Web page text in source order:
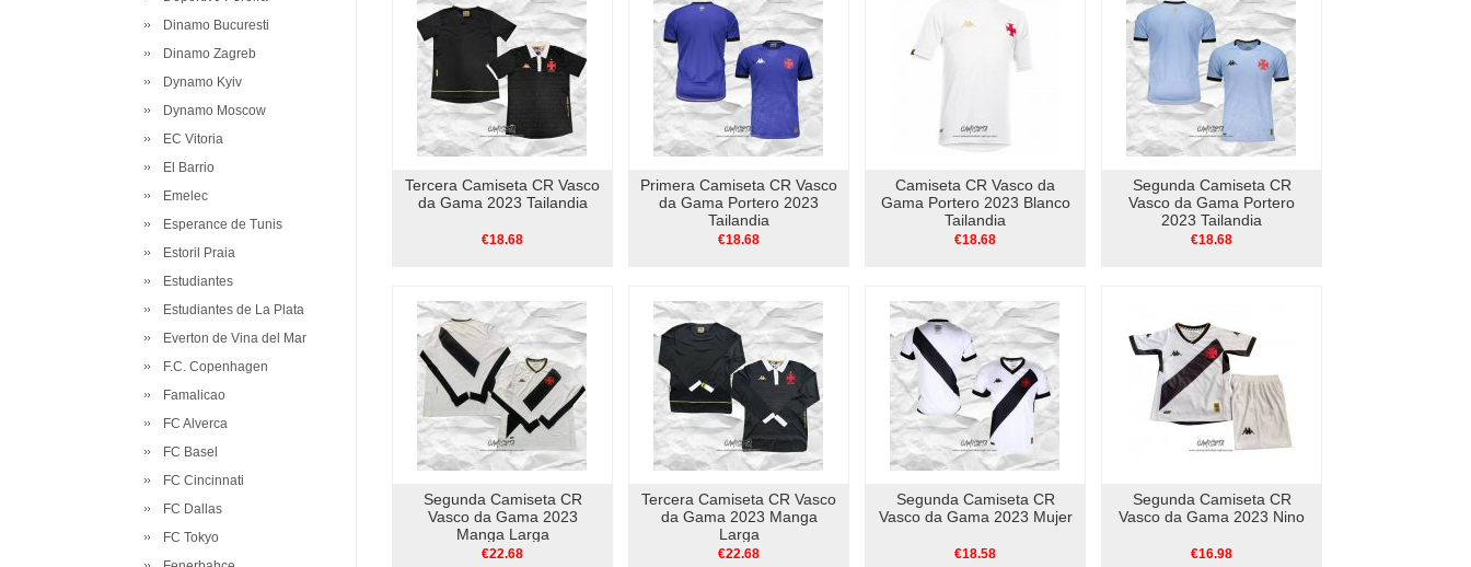
Dinamo Bucuresti
Dinamo Zagreb
Dynamo Kyiv
Dynamo Moscow
EC Vitoria
El Barrio
Emelec
Esperance de Tunis
Estoril Praia
Estudiantes
Estudiantes de La Plata
Everton de Vina del Mar
F.C. Copenhagen
Famalicao
FC Alverca
FC Basel
FC Cincinnati
FC Dallas
FC Tokyo
Tercera Camiseta CR Vasco
da Gama 2023 Tailandia
€18.68
Primera Camiseta CR Vasco
da Gama Portero 2023
Tailandia
€18.68
Camiseta CR Vasco da
Gama Portero 2023 Blanco
Tailandia
€18.68
Segunda Camiseta CR
Vasco da Gama Portero
2023 Tailandia
€18.68
Segunda Camiseta CR
Vasco da Gama 2023
Manga Larga
€22.68
Tercera Camiseta CR Vasco
da Gama 2023 Manga
Larga
€22.68
Segunda Camiseta CR
Vasco da Gama 2023 Mujer
€18.58
Segunda Camiseta CR
Vasco da Gama 2023 Nino
€16.98